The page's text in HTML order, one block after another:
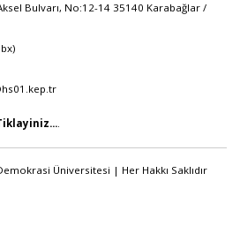
Bulvarı, No:12-14 35140 Karabağlar /
.
Üniversitesi | Her Hakkı Saklıdır